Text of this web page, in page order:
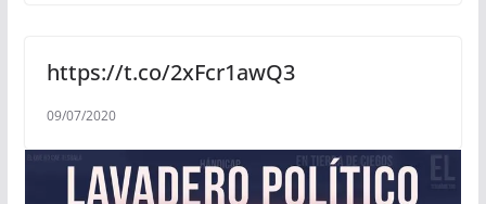
https://t.co/2xFcr1awQ3
09/07/2020